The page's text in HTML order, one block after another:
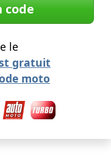
code
le
gratuit
moto